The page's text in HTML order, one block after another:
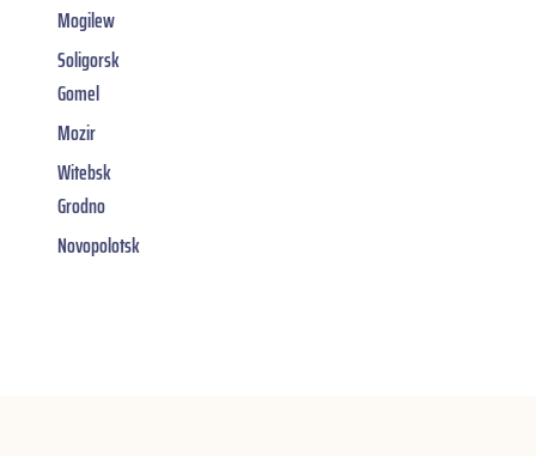
Mogilew
Soligorsk
Gomel
Mozir
Witebsk
Grodno
Novopolotsk